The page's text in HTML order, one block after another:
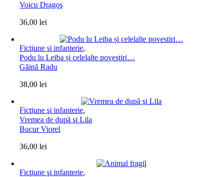
Voicu Dragoş
36,00lei
Ficţiune şi infanterie,
Podu lu Leiba și celelalte povestiri…
Găină Radu
38,00lei
Ficţiune şi infanterie,
Vremea de după şi Lila
Bucur Viorel
36,00lei
Ficţiune şi infanterie,